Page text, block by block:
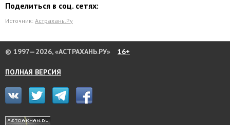
Поделиться в соц. сетях:
Источник: Астрахань.Ру
© 1997—2026, «АСТРАХАНЬ.РУ» 16+
ПОЛНАЯ ВЕРСИЯ